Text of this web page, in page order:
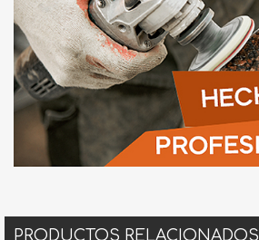
PRODUCTOS RELACIONADOS